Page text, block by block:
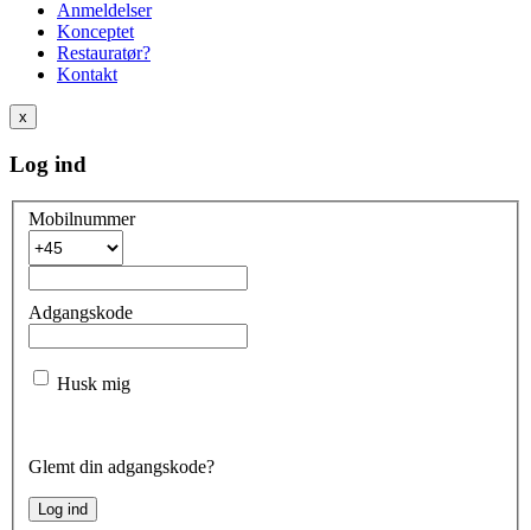
Anmeldelser
Konceptet
Restauratør?
Kontakt
x
Log ind
Mobilnummer
Adgangskode
Husk mig
Glemt din adgangskode?